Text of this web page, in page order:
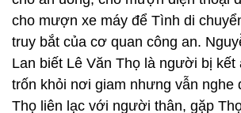
cho mượn xe máy để Tình di
truy bắt của cơ quan công an.
Lan biết Lê Văn Thọ là người bị
trốn khỏi nơi giam nhưng vẫn nghe
Thọ liên lạc với người thân, gặp